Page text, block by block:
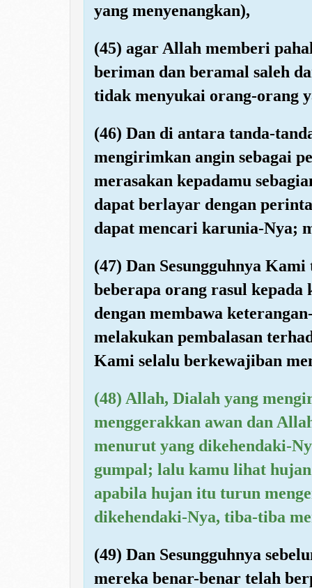
yang menyenangkan),
(45) agar Allah memberi
beriman dan beramal saleh
tidak menyukai orang-orang
(46) Dan di antara tanda-
mengirimkan angin sebagai
merasakan kepadamu
dapat berlayar dengan
dapat mencari karunia-Nya;
(47) Dan Sesungguhnya
beberapa orang rasul kepada
dengan membawa
melakukan pembalasan
Kami selalu berkewajiban
(48) Allah, Dialah yang
menggerakkan awan dan
menurut yang dikehendaki-
gumpal; lalu kamu lihat
apabila hujan itu turun
dikehendaki-Nya, tiba-tiba
(49) Dan Sesungguhnya
mereka benar-benar telah